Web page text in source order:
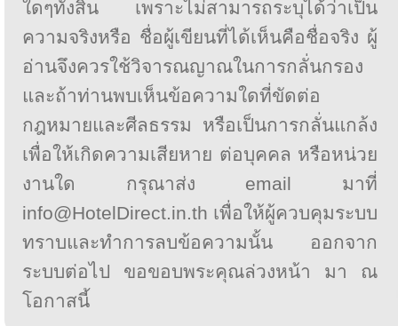
ใดๆทั้งสิ้น เพราะไม่สามารถระบุได้ว่าเป็น
ความจริงหรือ ชื่อผู้เขียนที่ได้เห็นคือชื่อจริง ผู้
อ่านจึงควรใช้วิจารณญาณในการกลั่นกรอง
และถ้าท่านพบเห็นข้อความใดที่ขัดต่อ
กฎหมายและศีลธรรม หรือเป็นการกลั่นแกล้ง
เพื่อให้เกิดความเสียหาย ต่อบุคคล หรือหน่วย
งานใด กรุณาส่ง email มาที่
info@HotelDirect.in.th เพื่อให้ผู้ควบคุมระบบ
ทราบและทำการลบข้อความนั้น ออกจาก
ระบบต่อไป ขอขอบพระคุณล่วงหน้า มา ณ
โอกาสนี้